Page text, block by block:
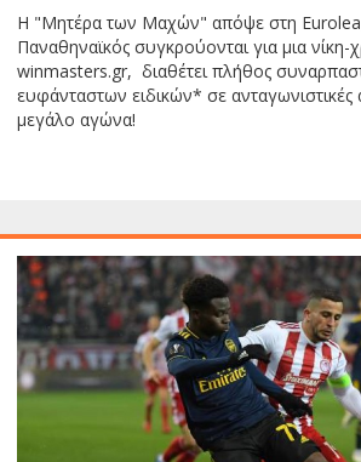
Η "Μητέρα των Μαχών" απόψε στη
Παναθηναϊκός συγκρούονται για μια νίκη-
winmasters.gr, διαθέτει πλήθος
ευφάνταστων ειδικών* σε ανταγωνιστικές
μεγάλο αγώνα!